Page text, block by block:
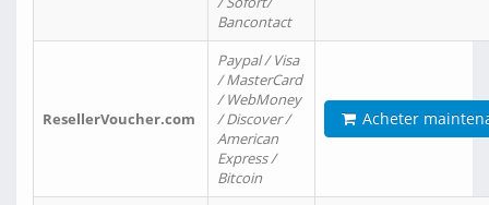
Bancontact
ResellerVoucher.com
Paypal / Visa
/ MasterCard
/ WebMoney
/ Discover /
American
Express /
Bitcoin
Acheter